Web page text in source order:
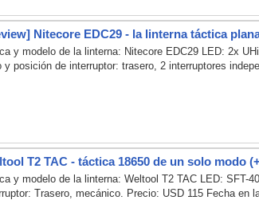
Nitecore EDC29 - la linterna táctica
y modelo de la linterna: Nitecore EDC29 LED: 2x
y posición de interruptor: trasero, 2 interruptores
T2 TAC - táctica 18650 de un solo modo
y modelo de la linterna: Weltool T2 TAC LED: SFT-
Trasero, mecánico. Precio: USD 115 Fecha en